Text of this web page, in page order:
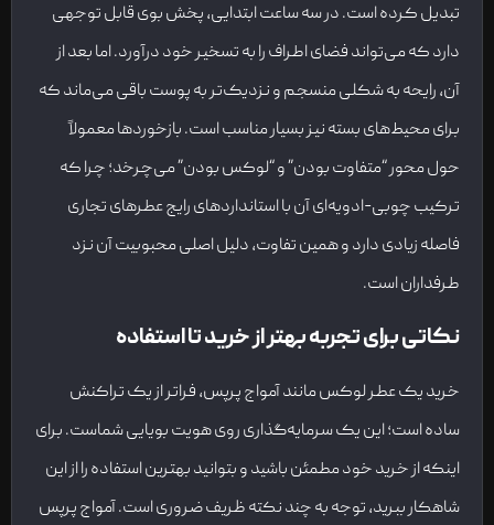
تبدیل کرده است. در سه ساعت ابتدایی، پخش بوی قابل توجهی
دارد که می‌تواند فضای اطراف را به تسخیر خود درآورد. اما بعد از
آن، رایحه به شکلی منسجم و نزدیک‌تر به پوست باقی می‌ماند که
برای محیط‌های بسته نیز بسیار مناسب است. بازخوردها معمولاً
حول محور “متفاوت بودن” و “لوکس بودن” می‌چرخد؛ چرا که
ترکیب چوبی-ادویه‌ای آن با استانداردهای رایج عطرهای تجاری
فاصله زیادی دارد و همین تفاوت، دلیل اصلی محبوبیت آن نزد
طرفداران است.
نکاتی برای تجربه بهتر از خرید تا استفاده
خرید یک عطر لوکس مانند آمواج پرپس، فراتر از یک تراکنش
ساده است؛ این یک سرمایه‌گذاری روی هویت بویایی شماست. برای
اینکه از خرید خود مطمئن باشید و بتوانید بهترین استفاده را از این
شاهکار ببرید، توجه به چند نکته ظریف ضروری است. آمواج پرپس